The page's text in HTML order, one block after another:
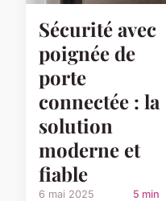
Sécurité avec
poignée de
porte
connectée : la
solution
moderne et
fiable
6 mai 2025 5 min